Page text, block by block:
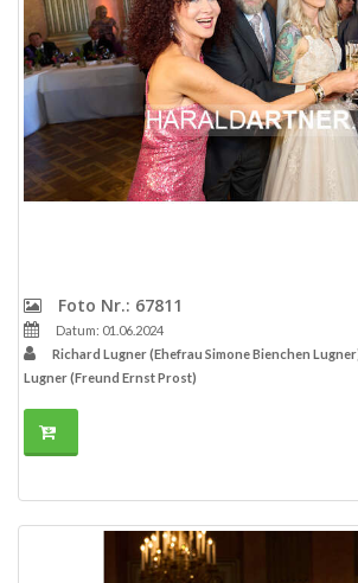
Foto Nr.: 67811
Datum: 01.06.2024
Richard Lugner (Ehefrau Simone Bienchen
Lugner (Freund Ernst Prost)